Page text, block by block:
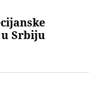
Srbiju